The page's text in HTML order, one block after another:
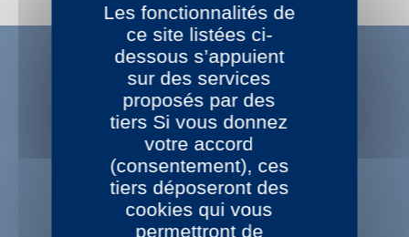
LES PRIX BAS
Prix bas toute l'année
Les fonctionnalités de
ce site listées ci-
dessous s’appuient
sur des services
proposés par des
tiers Si vous donnez
votre accord
(consentement), ces
tiers déposeront des
cookies qui vous
permettront de